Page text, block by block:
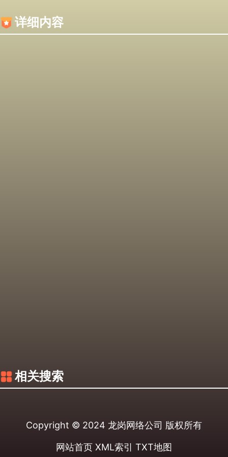
详细内容
相关搜索
Copyright © 2024 龙岗网络公司 版权所有
网站首页 XML索引 TXT地图